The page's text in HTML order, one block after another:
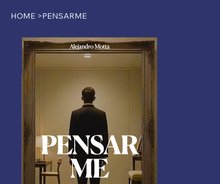
HOME >PENSARME